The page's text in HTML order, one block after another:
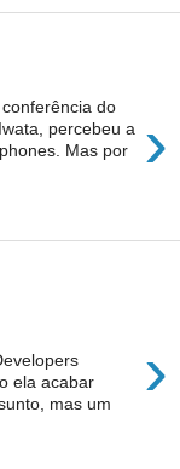
›
do
percebeu a
Mas por
›
ela acabar
mas um